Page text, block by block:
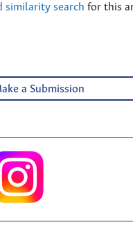
similarity search for this
a Submission